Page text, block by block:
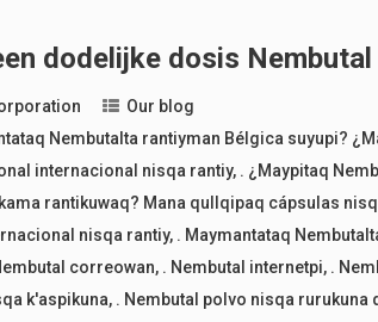
dodelijke dosis
Our blog
Nembutalta rantiyman Bélgica suyupi?
internacional nisqa rantiy, . ¿Maypitaq
rantikuwaq? Mana qullqipaq cápsulas
nisqa rantiy, . Maymantataq
correowan, . Nembutal internetpi, .
k'aspikuna, . Nembutal polvo nisqa rurukuna